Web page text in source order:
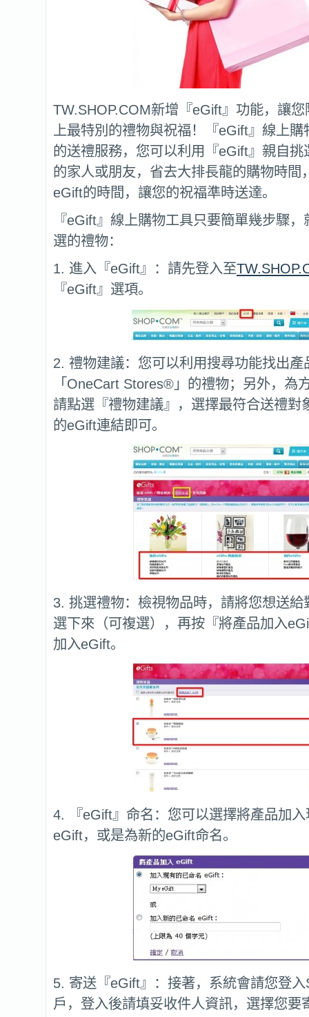
TW.SHOP.COM新增『eGift』功能，讓
上最特別的禮物與祝福！『eGift』線上
的送禮服務，您可以利用『eGift』親自挑
的家人或朋友，省去大排長龍的購物時間
eGift的時間，讓您的祝福準時送達。
『eGift』線上購物工具只要簡單幾步驟
選的禮物：
1. 進入『eGift』：請先登入至
『eGift』選項。
2. 禮物建議：您可以利用搜尋功能找出產
「OneCart Stores®」的禮物；另外，為
請點選『禮物建議』，選擇最符合送禮對
的eGift連結即可。
3. 挑選禮物：檢視物品時，請將您想送給
選下來（可複選），再按『將產品加入
加入eGift。
4. 『eGift』命名：您可以選擇將產品加
eGift，或是為新的eGift命名。
5. 寄送『eGift』：接著，系統會請您登入
戶，登入後請填妥收件人資訊，選擇您要